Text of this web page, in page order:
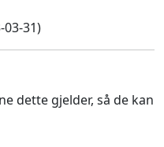
31)
dette gjelder, så de kan